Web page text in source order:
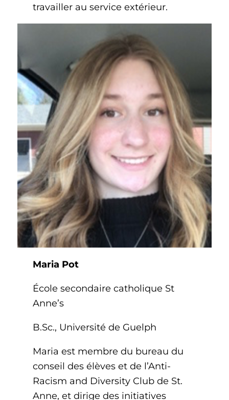
travailler au service extérieur.
Maria Pot
École secondaire catholique St
Anne’s
B.Sc., Université de Guelph
Maria est membre du bureau du
conseil des élèves et de l’Anti-
Racism and Diversity Club de St.
Anne, et dirige des initiatives